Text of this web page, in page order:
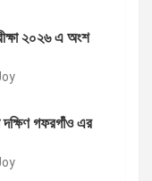
২০২৬ এ অংশ
গফরগাঁও এর